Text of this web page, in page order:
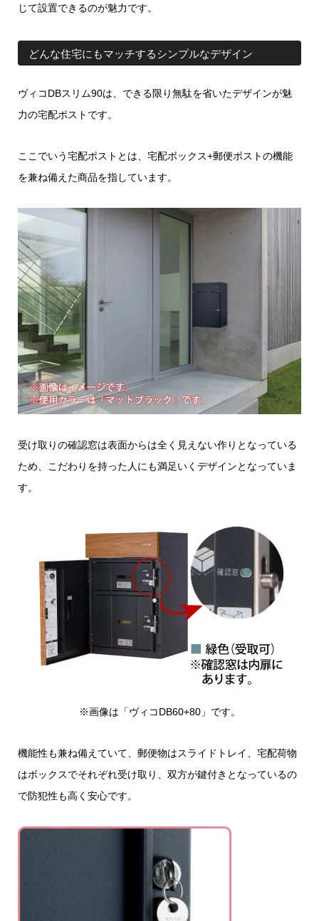
じて設置できるのが魅力です。
どんな住宅にもマッチするシンプルなデザイン
ヴィコDBスリム90は、できる限り無駄を省いたデザインが魅
力の宅配ポストです。
ここでいう宅配ポストとは、宅配ボックス+郵便ポストの機能
を兼ね備えた商品を指しています。
受け取りの確認窓は表面からは全く見えない作りとなっている
ため、こだわりを持った人にも満足いくデザインとなっていま
す。
※画像は「ヴィコDB60+80」です。
機能性も兼ね備えていて、郵便物はスライドトレイ、宅配荷物
はボックスでそれぞれ受け取り、双方が鍵付きとなっているの
で防犯性も高く安心です。